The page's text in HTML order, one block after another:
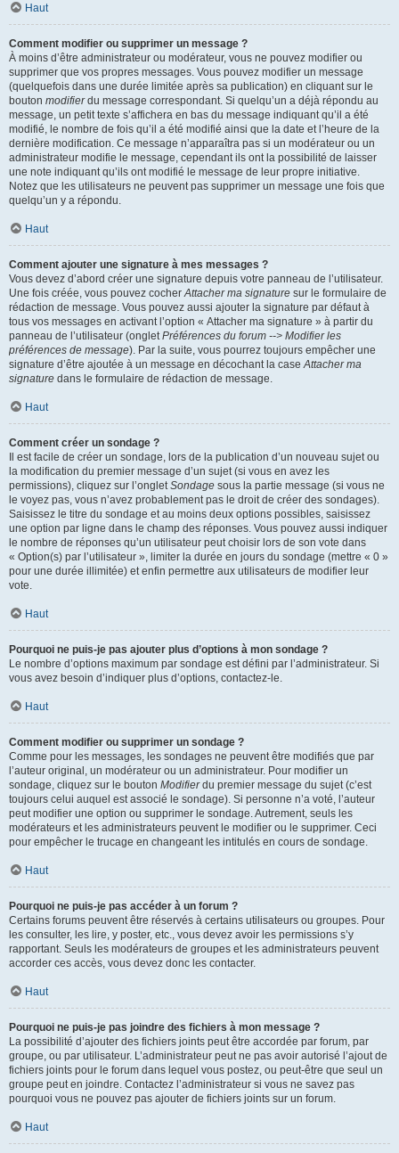
Haut
Comment modifier ou supprimer un message ?
À moins d’être administrateur ou modérateur, vous ne pouvez modifier ou
supprimer que vos propres messages. Vous pouvez modifier un message
(quelquefois dans une durée limitée après sa publication) en cliquant sur le
bouton modifierdu message correspondant. Si quelqu’un a déjà répondu au
message, un petit texte s’affichera en bas du message indiquant qu’il a été
modifié, le nombre de fois qu’il a été modifié ainsi que la date et l’heure de la
dernière modification. Ce message n’apparaîtra pas si un modérateur ou un
administrateur modifie le message, cependant ils ont la possibilité de laisser
une note indiquant qu’ils ont modifié le message de leur propre initiative.
Notez que les utilisateurs ne peuvent pas supprimer un message une fois que
quelqu’un y a répondu.
Haut
Comment ajouter une signature à mes messages ?
Vous devez d’abord créer une signature depuis votre panneau de l’utilisateur.
Une fois créée, vous pouvez cocherAttacher ma signature sur le formulaire de
rédaction de message. Vous pouvez aussi ajouter la signature par défaut à
tous vos messages en activant l’option « Attacher ma signature » à partir du
panneau de l’utilisateur (ongletPréférences du forum --> Modifier les
préférences de message). Par la suite, vous pourrez toujours empêcher une
signature d’être ajoutée à un message en décochant la caseAttacher ma
signature dans le formulaire de rédaction de message.
Haut
Comment créer un sondage ?
Il est facile de créer un sondage, lors de la publication d’un nouveau sujet ou
la modification du premier message d’un sujet (si vous en avez les
permissions), cliquez sur l’ongletSondage sous la partie message (si vous ne
le voyez pas, vous n’avez probablement pas le droit de créer des sondages).
Saisissez le titre du sondage et au moins deux options possibles, saisissez
une option par ligne dans le champ des réponses. Vous pouvez aussi indiquer
le nombre de réponses qu’un utilisateur peut choisir lors de son vote dans
« Option(s) par l’utilisateur », limiter la durée en jours du sondage (mettre « 0 »
pour une durée illimitée) et enfin permettre aux utilisateurs de modifier leur
vote.
Haut
Pourquoi ne puis-je pas ajouter plus d’options à mon sondage ?
Le nombre d’options maximum par sondage est défini par l’administrateur. Si
vous avez besoin d’indiquer plus d’options, contactez-le.
Haut
Comment modifier ou supprimer un sondage ?
Comme pour les messages, les sondages ne peuvent être modifiés que par
l’auteur original, un modérateur ou un administrateur. Pour modifier un
sondage, cliquez sur le bouton Modifierdu premier message du sujet (c’est
toujours celui auquel est associé le sondage). Si personne n’a voté, l’auteur
peut modifier une option ou supprimer le sondage. Autrement, seuls les
modérateurs et les administrateurs peuvent le modifier ou le supprimer. Ceci
pour empêcher le trucage en changeant les intitulés en cours de sondage.
Haut
Pourquoi ne puis-je pas accéder à un forum ?
Certains forums peuvent être réservés à certains utilisateurs ou groupes. Pour
les consulter, les lire, y poster, etc., vous devez avoir les permissions s’y
rapportant. Seuls les modérateurs de groupes et les administrateurs peuvent
accorder ces accès, vous devez donc les contacter.
Haut
Pourquoi ne puis-je pas joindre des fichiers à mon message ?
La possibilité d’ajouter des fichiers joints peut être accordée par forum, par
groupe, ou par utilisateur. L’administrateur peut ne pas avoir autorisé l’ajout de
fichiers joints pour le forum dans lequel vous postez, ou peut-être que seul un
groupe peut en joindre. Contactez l’administrateur si vous ne savez pas
pourquoi vous ne pouvez pas ajouter de fichiers joints sur un forum.
Haut